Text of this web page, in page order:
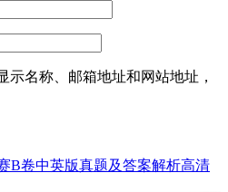
示名称、邮箱地址和网站地址，
B卷中英版真题及答案解析高清